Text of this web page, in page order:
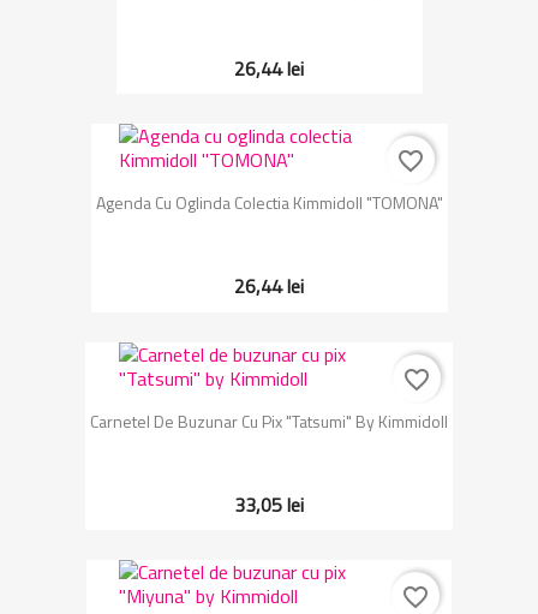
26,44 lei
Agenda Cu Oglinda Colectia Kimmidoll "TOMONA"
26,44 lei
favorite_border
Carnetel De Buzunar Cu Pix "Tatsumi" By Kimmidoll
33,05 lei
favorite_border
favorite_border